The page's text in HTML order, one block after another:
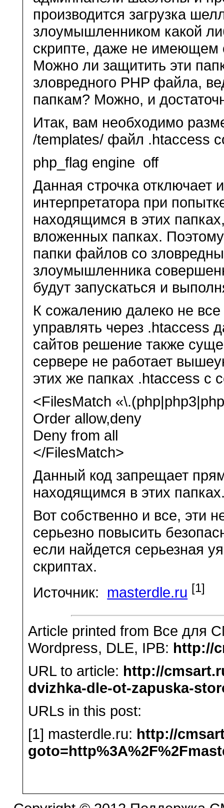
производится загрузка
злоумышленником какой
скрипте, даже не имеющем
Можно ли защитить эти
зловредного PHP файла,
папкам? Можно, и
Итак, вам необходимо
/templates/ файл .htaccess
php_flag engine off
Данная строчка отключает
интерпретатора при
находящимся в этих
вложенных папках.
папки файлов со
злоумышленника
будут запускаться и
К сожалению далеко не
управлять через .htaccess
сайтов решение также
сервере не работает
этих же папках .htaccess с
<FilesMatch
Order allow,deny
Deny from all
</FilesMatch>
Данный код запрещает
находящимся в этих
Вот собственно и все, эти
серьезно повысить
если найдется серьезная
скриптах.
Источник: masterdle.ru [1]
Article printed from Все для
Wordpress, DLE, IPB: http://
URL to article: http://
dvizhka-dle-ot-zapuska-
URLs in this post:
[1] masterdle.ru: http://